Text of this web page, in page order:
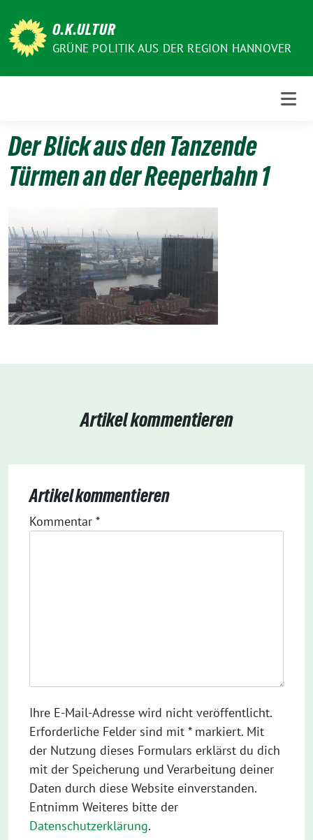
zum
Inhalt
O.K.ULTUR
GRÜNE POLITIK AUS DER REGION HANNOVER
Der Blick aus den Tanzende
Türmen an der Reeperbahn 1
Artikel kommentieren
Artikel kommentieren
Kommentar *
Ihre E-Mail-Adresse wird nicht veröffentlicht.
Erforderliche Felder sind mit * markiert. Mit
der Nutzung dieses Formulars erklärst du dich
mit der Speicherung und Verarbeitung deiner
Daten durch diese Website einverstanden.
Entnimm Weiteres bitte der
Datenschutzerklärung.